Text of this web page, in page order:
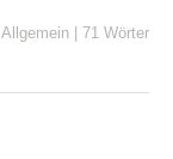
Allgemein 71 Wörter